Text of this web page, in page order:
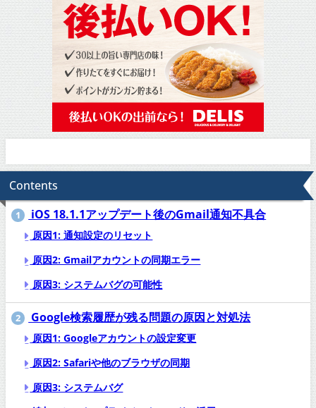
Contents
1 iOS 18.1.1アップデート後のGmail通知不具合
原因1: 通知設定のリセット
原因2: Gmailアカウントの同期エラー
原因3: システムバグの可能性
2 Google検索履歴が残る問題の原因と対処法
原因1: Googleアカウントの設定変更
原因2: Safariや他のブラウザの同期
原因3: システムバグ